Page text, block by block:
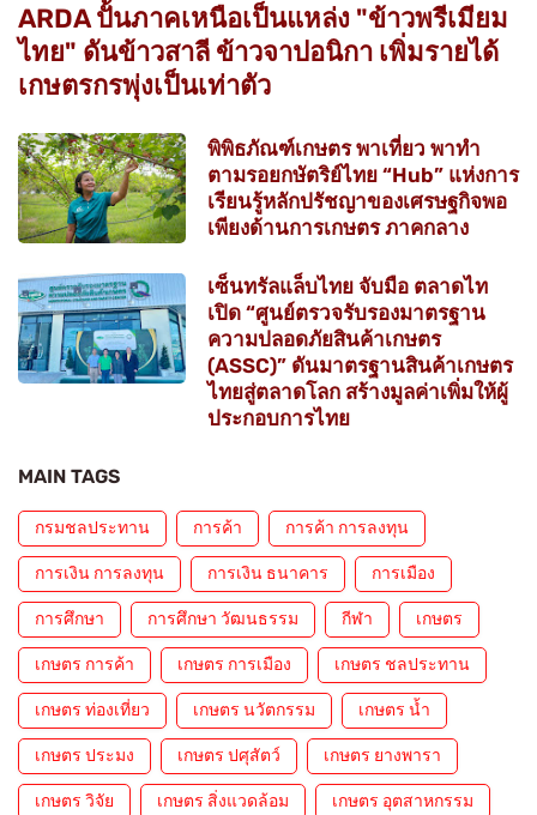
ARDA ปั้นภาคเหนือเป็นแหล่ง "ข้าวพรีเมียม
ไทย" ดันข้าวสาลี ข้าวจาปอนิกา เพิ่มรายได้
เกษตรกรพุ่งเป็นเท่าตัว
พิพิธภัณฑ์เกษตร พาเที่ยว พาทำ
ตามรอยกษัตริย์ไทย “Hub” แห่งการ
เรียนรู้หลักปรัชญาของเศรษฐกิจพอ
เพียงด้านการเกษตร ภาคกลาง
เซ็นทรัลแล็บไทย จับมือ ตลาดไท
เปิด “ศูนย์ตรวจรับรองมาตรฐาน
ความปลอดภัยสินค้าเกษตร
(ASSC)” ดันมาตรฐานสินค้าเกษตร
ไทยสู่ตลาดโลก สร้างมูลค่าเพิ่มให้ผู้
ประกอบการไทย
MAIN TAGS
กรมชลประทาน การค้า การค้า การลงทุน
การเงิน การลงทุน การเงิน ธนาคาร การเมือง
การศึกษา การศึกษา วัฒนธรรม กีฬา เกษตร
เกษตร การค้า เกษตร การเมือง เกษตร ชลประทาน
เกษตร ท่องเที่ยว เกษตร นวัตกรรม เกษตร น้ำ
เกษตร ประมง เกษตร ปศุสัตว์ เกษตร ยางพารา
เกษตร วิจัย เกษตร สิ่งแวดล้อม เกษตร อุตสาหกรรม